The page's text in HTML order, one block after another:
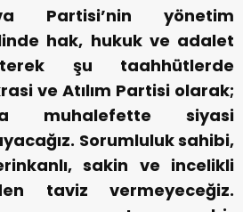
Partisi’nin yönetim
hak, hukuk ve adalet
şu taahhütlerde
ve Atılım Partisi olarak;
muhalefette siyasi
Sorumluluk sahibi,
sakin ve incelikli
taviz vermeyeceğiz.